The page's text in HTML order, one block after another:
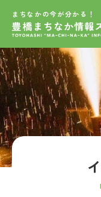
まちなかの今が分かる！